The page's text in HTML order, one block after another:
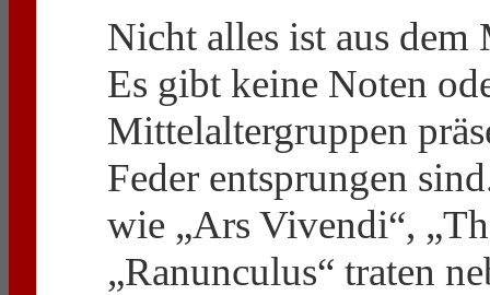
Nicht alles ist aus
Es gibt keine Noten
Mittelaltergruppen
Feder entsprungen
wie „Ars Vivendi“,
„Ranunculus“ traten